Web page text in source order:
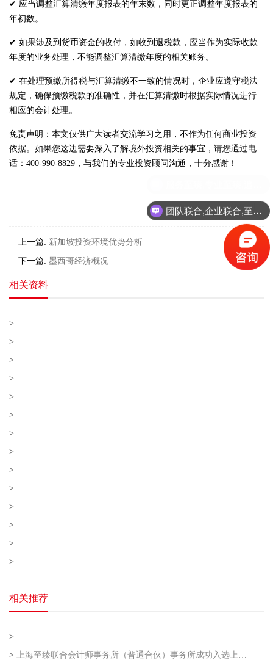
✔ 应当调整汇算清缴年度报表的年末数，同时更正调整年度报表的
年初数。
✔ 如果涉及到货币资金的收付，如收到退税款，应当作为实际收款
年度的业务处理，不能调整汇算清缴年度的相关账务。
✔ 在处理预缴所得税与汇算清缴不一致的情况时，企业应遵守税法
规定，确保预缴税款的准确性，并在汇算清缴时根据实际情况进行
相应的会计处理。
免责声明：本文仅供广大读者交流学习之用，不作为任何商业投资
依据。如果您这边需要深入了解境外投资相关的事宜，请您通过电
话：400-990-8829，与我们的专业投资顾问沟通，十分感谢！
分享到：
上一篇: 新加坡投资环境优势分析
下一篇: 墨西哥经济概况
相关资料
>
>
>
>
>
>
>
>
>
>
>
>
>
>
相关推荐
>
> 上海至臻联合会计师事务所（普通合伙）事务所成功入选上海市企业走出去专业服务联盟第二批